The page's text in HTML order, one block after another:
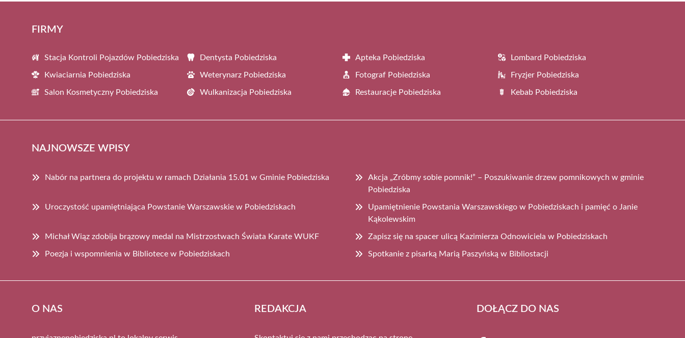
FIRMY
Stacja Kontroli Pojazdów Pobiedziska Dentysta Pobiedziska Apteka Pobiedziska Lombard Pobiedziska
Kwiaciarnia Pobiedziska Weterynarz Pobiedziska Fotograf Pobiedziska Fryzjer Pobiedziska
Salon Kosmetyczny Pobiedziska Wulkanizacja Pobiedziska Restauracje Pobiedziska Kebab Pobiedziska
NAJNOWSZE WPISY
Nabór na partnera do projektu w ramach Działania 15.01 w Gminie Pobiedziska
Akcja „Zróbmy sobie pomnik!” – Poszukiwanie drzew pomnikowych w gminie
Pobiedziska
Uroczystość upamiętniająca Powstanie Warszawskie w Pobiedziskach
Upamiętnienie Powstania Warszawskiego w Pobiedziskach i pamięć o Janie
Kąkolewskim
Michał Wiąz zdobija brązowy medal na Mistrzostwach Świata Karate WUKF Zapisz się na spacer ulicą Kazimierza Odnowiciela w Pobiedziskach
Poezja i wspomnienia w Bibliotece w Pobiedziskach Spotkanie z pisarką Marią Paszyńską w Bibliostacji
O NAS REDAKCJA DOŁĄCZ DO NAS